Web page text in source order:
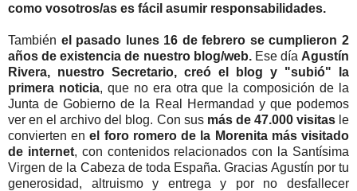
como vosotros/as es fácil asumir responsabilidades.
También el pasado lunes 16 de febrero se cumplieron 2
años de existencia de nuestro blog/web.Ese día Agustín
Rivera, nuestro Secretario, creó el blog y "subió" la
primera noticia, que no era otra que la composición de la
Junta de Gobierno de la Real Hermandad y que podemos
ver en el archivo del blog. Con sus más de 47.000 visitasle
convierten enel foro romero de la Morenita más visitado
de internet, con contenidos relacionados con la Santísima
Virgen de la Cabeza de toda España. Gracias Agustín por tu
generosidad, altruismo y entrega y por no desfallecer